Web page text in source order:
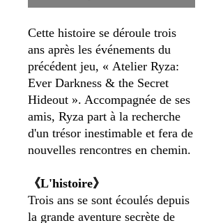
Cette histoire se déroule trois
ans après les événements du
précédent jeu, « Atelier Ryza:
Ever Darkness & the Secret
Hideout ». Accompagnée de ses
amis, Ryza part à la recherche
d'un trésor inestimable et fera de
nouvelles rencontres en chemin.
《L'histoire》
Trois ans se sont écoulés depuis
la grande aventure secrète de